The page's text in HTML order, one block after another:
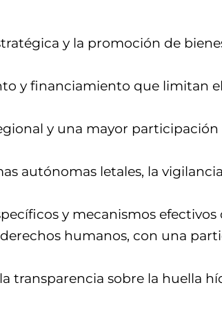
y la promoción de
y financiamiento que limitan
y una mayor participación
autónomas letales, la
y mecanismos efectivos
humanos, con una
transparencia sobre la huella